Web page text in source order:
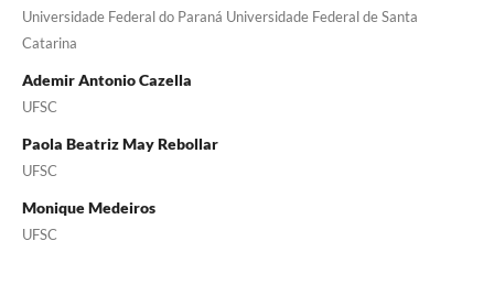
Universidade Federal do Paraná Universidade Federal de Santa
Catarina
Ademir Antonio Cazella
UFSC
Paola Beatriz May Rebollar
UFSC
Monique Medeiros
UFSC